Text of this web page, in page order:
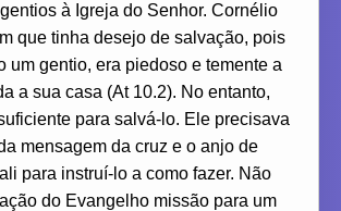
à Igreja do Senhor. Cornélio
que tinha desejo de salvação, pois
um gentio, era piedoso e temente a
a sua casa (At 10.2). No entanto,
para salvá-lo. Ele precisava
mensagem da cruz e o anjo de
para instruí-lo a como fazer. Não
do Evangelho missão para um